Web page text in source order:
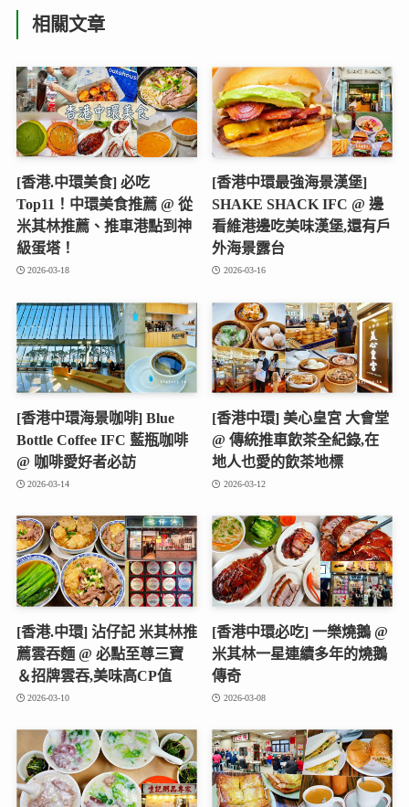
相關文章
[香港.中環美食] 必吃
Top11！中環美食推薦 @ 從
米其林推薦、推車港點到神
級蛋塔！
2026-03-18
[香港中環最強海景漢堡]
SHAKE SHACK IFC @ 邊
看維港邊吃美味漢堡,還有戶
外海景露台
2026-03-16
[香港中環海景咖啡] Blue
Bottle Coffee IFC 藍瓶咖啡
@ 咖啡愛好者必訪
2026-03-14
[香港中環] 美心皇宮 大會堂
@ 傳統推車飲茶全紀錄,在
地人也愛的飲茶地標
2026-03-12
[香港.中環] 沾仔記 米其林推
薦雲吞麵 @ 必點至尊三寶
＆招牌雲吞,美味高CP值
2026-03-10
[香港中環必吃] 一樂燒鵝 @
米其林一星連續多年的燒鵝
傳奇
2026-03-08